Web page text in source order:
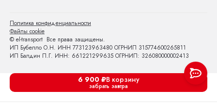
6 900 ₽В корзину
забрать завтра
© el-transport Все права защищены.
ИП Бубелло О.Н. ИНН 773123963480 ОГРНИП 315774600265811
ИП Балдин П.Г. ИНН: 661221299635 ОГРНИП: 326080000002413
Политика конфиденциальности
Файлы cookie